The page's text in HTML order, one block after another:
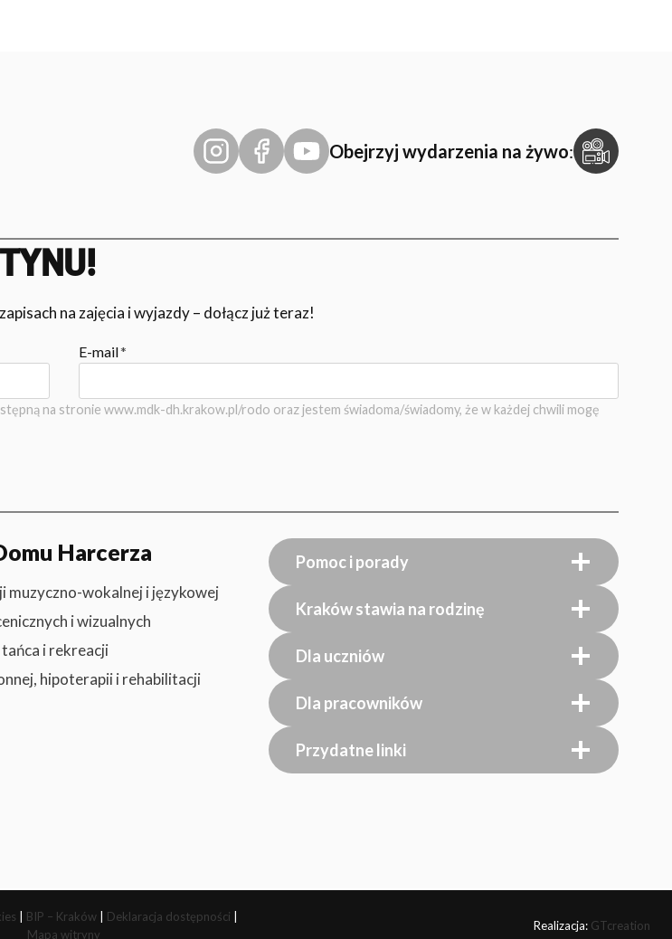
Obejrzyj wydarzenia na żywo:
na zajęcia i wyjazdy – dołącz już teraz!
E-mail*
na stronie www.mdk-dh.krakow.pl/rodo oraz jestem świadoma/świadomy, że w każdej chwili mogę
Harcerza
muzyczno-wokalnej i językowej
i wizualnych
i rekreacji
hipoterapii i rehabilitacji
Pomoc i porady
Kraków stawia na rodzinę
Dla uczniów
Dla pracowników
Przydatne linki
BIP – Kraków| Deklaracja dostępności
Mapa witryny
Realizacja: GTcreation